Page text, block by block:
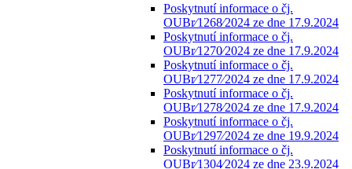
Poskytnutí informace o čj.
OUBr⁄1268⁄2024 ze dne 17.9.2024
Poskytnutí informace o čj.
OUBr⁄1270⁄2024 ze dne 17.9.2024
Poskytnutí informace o čj.
OUBr⁄1277⁄2024 ze dne 17.9.2024
Poskytnutí informace o čj.
OUBr⁄1278⁄2024 ze dne 17.9.2024
Poskytnutí informace o čj.
OUBr⁄1297⁄2024 ze dne 19.9.2024
Poskytnutí informace o čj.
OUBr⁄1304⁄2024 ze dne 23.9.2024